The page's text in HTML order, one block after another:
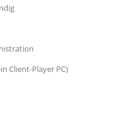
Client-Player PC)